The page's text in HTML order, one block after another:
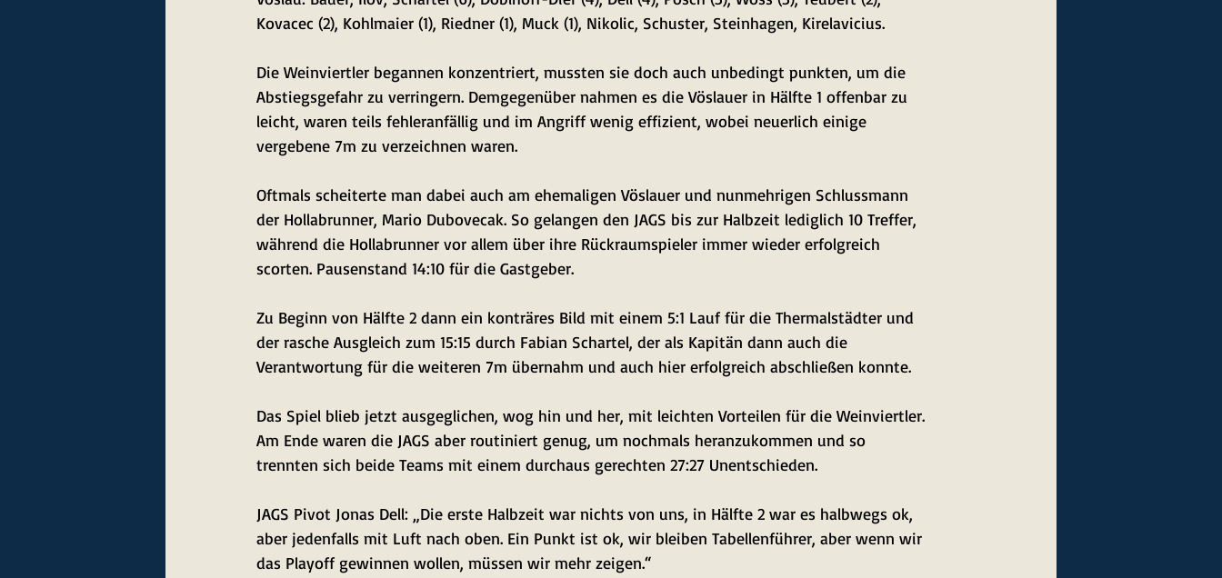
Kovacec (2), Kohlmaier (1), Riedner (1), Muck (1), Nikolic, Schuster, Steinhagen, Kirelavicius.
Die Weinviertler begannen konzentriert, mussten sie doch auch unbedingt punkten, um die
Abstiegsgefahr zu verringern. Demgegenüber nahmen es die Vöslauer in Hälfte 1 offenbar zu
leicht, waren teils fehleranfällig und im Angriff wenig effizient, wobei neuerlich einige
vergebene 7m zu verzeichnen waren.
Oftmals scheiterte man dabei auch am ehemaligen Vöslauer und nunmehrigen Schlussmann
der Hollabrunner, Mario Dubovecak. So gelangen den JAGS bis zur Halbzeit lediglich 10 Treffer,
während die Hollabrunner vor allem über ihre Rückraumspieler immer wieder erfolgreich
scorten. Pausenstand 14:10 für die Gastgeber.
Zu Beginn von Hälfte 2 dann ein konträres Bild mit einem 5:1 Lauf für die Thermalstädter und
der rasche Ausgleich zum 15:15 durch Fabian Schartel, der als Kapitän dann auch die
Verantwortung für die weiteren 7m übernahm und auch hier erfolgreich abschließen konnte.
Das Spiel blieb jetzt ausgeglichen, wog hin und her, mit leichten Vorteilen für die Weinviertler.
Am Ende waren die JAGS aber routiniert genug, um nochmals heranzukommen und so
trennten sich beide Teams mit einem durchaus gerechten 27:27 Unentschieden.
JAGS Pivot Jonas Dell: „Die erste Halbzeit war nichts von uns, in Hälfte 2 war es halbwegs ok,
aber jedenfalls mit Luft nach oben. Ein Punkt ist ok, wir bleiben Tabellenführer, aber wenn wir
das Playoff gewinnen wollen, müssen wir mehr zeigen.“